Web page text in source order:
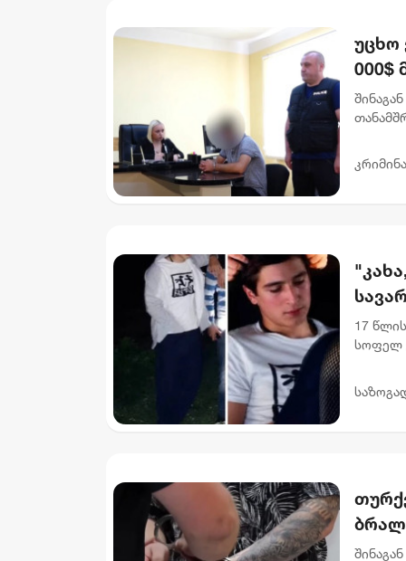
უცხო
000$
17
სოფელ